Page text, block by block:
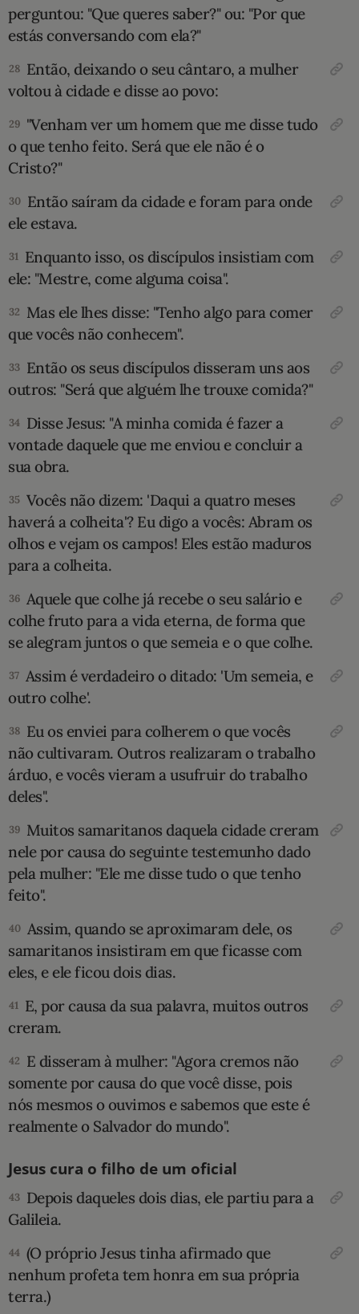
perguntou: "Que queres saber?" ou: "Por que
estás conversando com ela?"
28 Então, deixando o seu cântaro, a mulher
voltou à cidade e disse ao povo:
29 "Venham ver um homem que me disse tudo
o que tenho feito. Será que ele não é o
Cristo?"
30 Então saíram da cidade e foram para onde
ele estava.
31 Enquanto isso, os discípulos insistiam com
ele: "Mestre, come alguma coisa".
32 Mas ele lhes disse: "Tenho algo para comer
que vocês não conhecem".
33 Então os seus discípulos disseram uns aos
outros: "Será que alguém lhe trouxe comida?"
34 Disse Jesus: "A minha comida é fazer a
vontade daquele que me enviou e concluir a
sua obra.
35 Vocês não dizem: 'Daqui a quatro meses
haverá a colheita'? Eu digo a vocês: Abram os
olhos e vejam os campos! Eles estão maduros
para a colheita.
36 Aquele que colhe já recebe o seu salário e
colhe fruto para a vida eterna, de forma que
se alegram juntos o que semeia e o que colhe.
37 Assim é verdadeiro o ditado: 'Um semeia, e
outro colhe'.
38 Eu os enviei para colherem o que vocês
não cultivaram. Outros realizaram o trabalho
árduo, e vocês vieram a usufruir do trabalho
deles".
39 Muitos samaritanos daquela cidade creram
nele por causa do seguinte testemunho dado
pela mulher: "Ele me disse tudo o que tenho
feito".
40 Assim, quando se aproximaram dele, os
samaritanos insistiram em que ficasse com
eles, e ele ficou dois dias.
41 E, por causa da sua palavra, muitos outros
creram.
42 E disseram à mulher: "Agora cremos não
somente por causa do que você disse, pois
nós mesmos o ouvimos e sabemos que este é
realmente o Salvador do mundo".
Jesus cura o filho de um oficial
43 Depois daqueles dois dias, ele partiu para a
Galileia.
44 (O próprio Jesus tinha afirmado que
nenhum profeta tem honra em sua própria
terra.)